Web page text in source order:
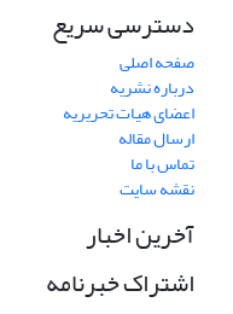
دسترسی سریع
صفحه اصلی
درباره نشریه
اعضای هیات تحریریه
ارسال مقاله
تماس با ما
نقشه سایت
آخرین اخبار
اشتراک خبرنامه